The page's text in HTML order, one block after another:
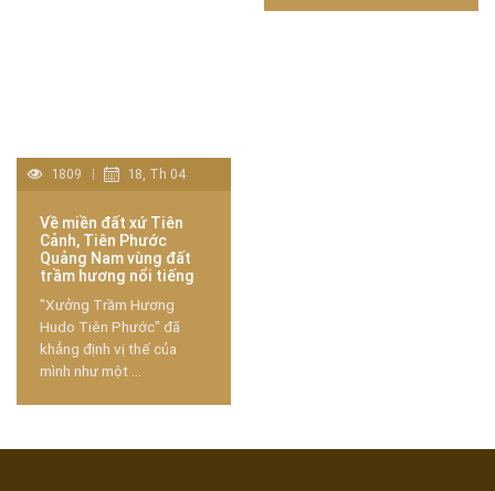
1809 18, Th 04
Về miền đất xứ Tiên
Cảnh, Tiên Phước
Quảng Nam vùng đất
trầm hương nổi tiếng
"Xưởng Trầm Hương
Hudo Tiên Phước" đã
khẳng định vị thế của
mình như một ...